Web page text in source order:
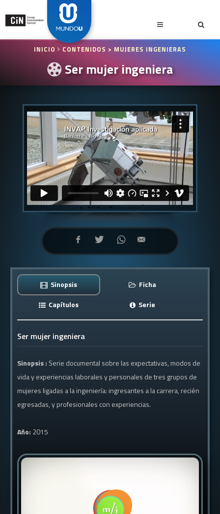
INICIO CONTENIDOS > MUJERES INGENIERAS
Ser mujer ingeniera
Sinopsis
Ficha
Capítulos
Serie
Ser mujer ingeniera
Sinopsis : Serie documental sobre las expectativas, modos de
vida y experiencias laborales y personales de tres grupos de
mujeres ligadas a la ingeniería: ingresantes a la carrera, recién
egresadas, y profesionales con experiencias.
Año: 2015